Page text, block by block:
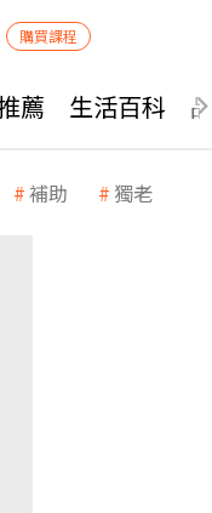
購買課程
薦 生活百科
補助 獨老